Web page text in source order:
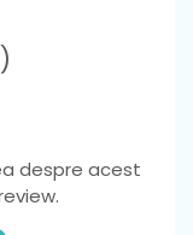
despre acest